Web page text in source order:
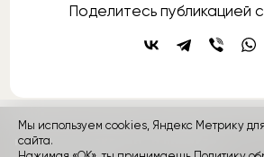
Поделитесь публикацией с
контакты
Мы используем cookies, Яндекс Метрику
сайта.